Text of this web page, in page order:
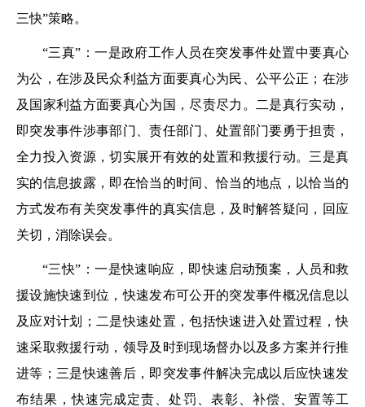
三快”策略。
“三真”：一是政府工作人员在突发事件处置中要真心
为公，在涉及民众利益方面要真心为民、公平公正；在涉
及国家利益方面要真心为国，尽责尽力。二是真行实动，
即突发事件涉事部门、责任部门、处置部门要勇于担责，
全力投入资源，切实展开有效的处置和救援行动。三是真
实的信息披露，即在恰当的时间、恰当的地点，以恰当的
方式发布有关突发事件的真实信息，及时解答疑问，回应
关切，消除误会。
“三快”：一是快速响应，即快速启动预案，人员和救
援设施快速到位，快速发布可公开的突发事件概况信息以
及应对计划；二是快速处置，包括快速进入处置过程，快
速采取救援行动，领导及时到现场督办以及多方案并行推
进等；三是快速善后，即突发事件解决完成以后应快速发
布结果，快速完成定责、处罚、表彰、补偿、安置等工